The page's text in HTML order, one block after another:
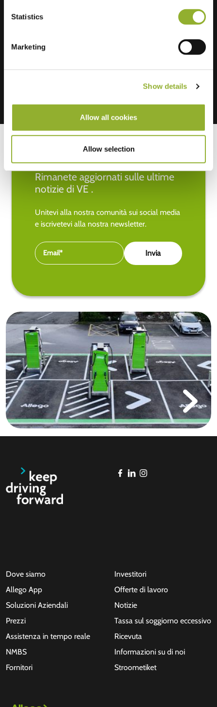
Statistics
Marketing
Show details
Allow all cookies
Allow selection
Informazioni aggiuntive
Rimanete aggiornati sulle ultime
notizie di VE .
Unitevi alla nostra comunità sui social media
e iscrivetevi alla nostra newsletter.
Dove siamo
Allego App
Soluzioni Aziendali
Prezzi
Assistenza in tempo reale
NMBS
Fornitori
Investitori
Offerte di lavoro
Notizie
Tassa sul soggiorno eccessivo
Ricevuta
Informazioni su di noi
Stroometiket